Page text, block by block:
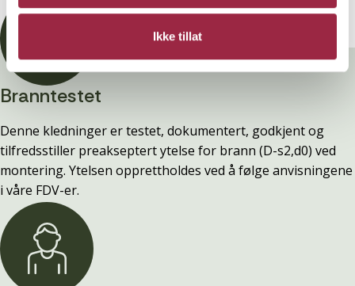
Ikke tillat
Branntestet
Denne kledninger er testet, dokumentert, godkjent og
tilfredsstiller preakseptert ytelse for brann (D-s2,d0) ved
montering. Ytelsen opprettholdes ved å følge anvisningene
i våre FDV-er.